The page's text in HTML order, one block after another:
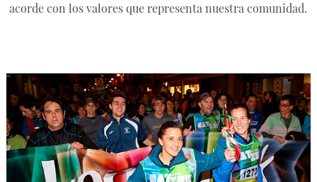
acorde con los valores que representa nuestra comunidad.